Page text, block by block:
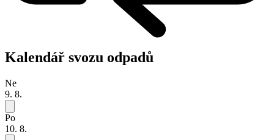
Kalendář svozu odpadů
Ne
9. 8.
Po
10. 8.